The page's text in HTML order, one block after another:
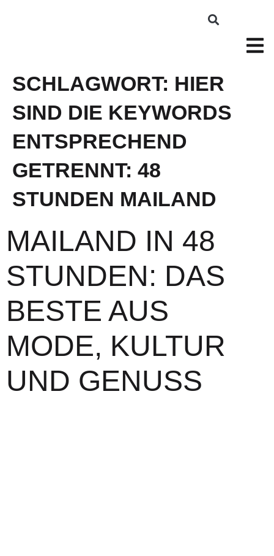
SCHLAGWORT: HIER
SIND DIE KEYWORDS
ENTSPRECHEND
GETRENNT: 48
STUNDEN MAILAND
MAILAND IN 48
STUNDEN: DAS
BESTE AUS
MODE, KULTUR
UND GENUSS